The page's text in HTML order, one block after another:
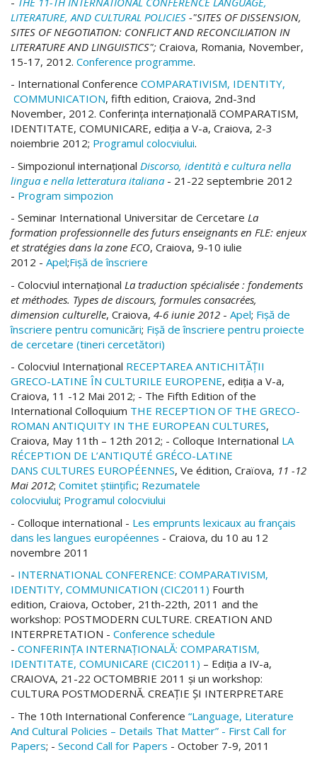
LITERATURE, AND CULTURAL POLICIES -"SITES OF DISSENSION,
SITES OF NEGOTIATION: CONFLICT AND RECONCILIATION IN
LITERATURE AND LINGUISTICS"; Craiova, Romania, November,
15-17, 2012. Conference programme.
- International Conference COMPARATIVISM, IDENTITY,
COMMUNICATION, fifth edition, Craiova, 2nd-3nd
November, 2012. Conferinţa internaţională COMPARATISM,
IDENTITATE, COMUNICARE, ediţia a V-a, Craiova, 2-3
noiembrie 2012; Programul colocviului.
- Simpozionul internaţional Discorso, identità e cultura nella
lingua e nella letteratura italiana - 21-22 septembrie 2012
- Program simpozion
- Seminar International Universitar de Cercetare La
formation professionnelle des futurs enseignants en FLE: enjeux
et stratégies dans la zone ECO, Craiova, 9-10 iulie
2012 - Apel;Fişă de înscriere
- Colocviul internaţional La traduction spécialisée : fondements
et méthodes. Types de discours, formules consacrées,
dimension culturelle, Craiova, 4-6 iunie 2012 - Apel; Fişă de
înscriere pentru comunicări; Fişă de înscriere pentru proiecte
de cercetare (tineri cercetători)
- Colocviul Internaţional RECEPTAREA ANTICHITĂŢII
GRECO-LATINE ÎN CULTURILE EUROPENE, ediţia a V-a,
Craiova, 11 -12 Mai 2012; - The Fifth Edition of the
International Colloquium THE RECEPTION OF THE GRECO-
ROMAN ANTIQUITY IN THE EUROPEAN CULTURES,
Craiova, May 11th – 12th 2012; - Colloque International LA
RÉCEPTION DE L’ANTIQUTÉ GRÉCO-LATINE
DANS CULTURES EUROPÉENNES, Ve édition, Craïova, 11 -12
Mai 2012; Comitet ştiinţific; Rezumatele
colocviului; Programul colocviului
- Colloque international - Les emprunts lexicaux au français
dans les langues européennes - Craiova, du 10 au 12
novembre 2011
- INTERNATIONAL CONFERENCE: COMPARATIVISM,
IDENTITY, COMMUNICATION (CIC2011) Fourth
edition, Craiova, October, 21th-22th, 2011 and the
workshop: POSTMODERN CULTURE. CREATION AND
INTERPRETATION - Conference schedule
- CONFERINŢA INTERNAŢIONALĂ: COMPARATISM,
IDENTITATE, COMUNICARE (CIC2011) – Ediţia a IV-a,
CRAIOVA, 21-22 OCTOMBRIE 2011 şi un workshop:
CULTURA POSTMODERNĂ. CREAŢIE ŞI INTERPRETARE
- The 10th International Conference “Language, Literature
And Cultural Policies – Details That Matter” - First Call for
Papers; - Second Call for Papers - October 7-9, 2011